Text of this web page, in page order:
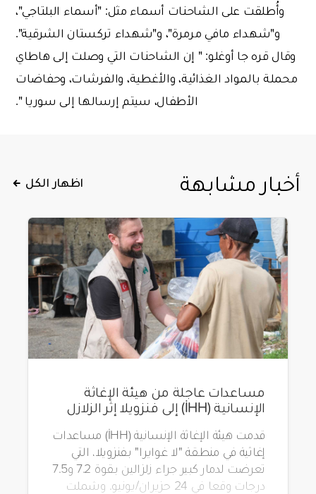
وأُطلقت على الشاحنات أسماء مثل: "أسماء البلتاجي"،
و"شهداء مافي مرمرة"، و"شهداء تركستان الشرقية".
وقال قره جا أوغلو: " إن الشاحنات التي وصلت إلى هاطاي
محملة بالمواد الغذائية، والأغطية، والفرشات، وحفاضات
الأطفال، سيتم إرسالها إلى سوريا ".
أخبار مشابهة اظهار الكل
مساعدات عاجلة من هيئة الإغاثة
الإنسانية (İHH) إلى فنزويلا إثر الزلازل
قدمت هيئة الإغاثة الإنسانية (İHH) مساعدات
إغاثية في منطقة "لا غوايرا" بفنزويلا، التي
تعرضت لدمار كبير جراء زلزالين بقوة 7.2 و7.5
درجات وقعا في 24 حزيران/يونيو. وشملت